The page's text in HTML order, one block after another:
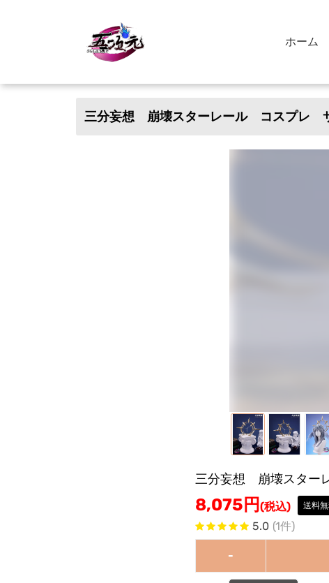
ホーム
三分妄想 崩壊スターレール コスプレ
三分妄想 崩壊スタ
8,075 円 (税込) 送料
5.0 (1件)
-